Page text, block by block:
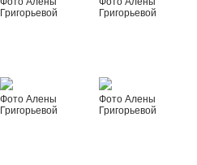
Григорьевой
Григорьевой
Фото Алены
Григорьевой
Фото Алены
Григорьевой